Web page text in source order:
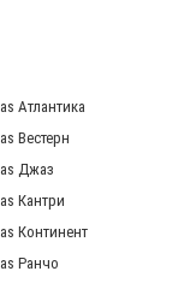
Атлантика
Вестерн
Джаз
Кантри
Континент
Ранчо